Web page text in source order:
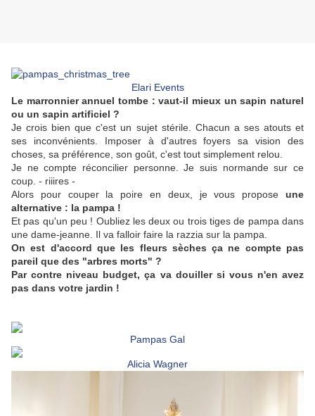
Elari Events
Le marronnier annuel tombe : vaut-il mieux un sapin naturel
ou un sapin artificiel ?
Je crois bien que c'est un sujet stérile. Chacun a ses atouts et
ses inconvénients. Imposer à d'autres foyers sa vision des
choses, sa préférence, son goût, c'est tout simplement relou.
Je ne compte réconcilier personne. Je suis normande sur ce
coup. - riiires -
Alors pour couper la poire en deux, je vous propose une
alternative : la pampa !
Et pas qu'un peu ! Oubliez les deux ou trois tiges de pampa dans
une dame-jeanne. Il va falloir faire la razzia sur la pampa.
On est d'accord que les fleurs sèches ça ne compte pas
pareil que des "arbres morts" ?
Par contre niveau budget, ça va douiller si vous n'en avez
pas dans votre jardin !
Pampas Gal
Alicia Wagner